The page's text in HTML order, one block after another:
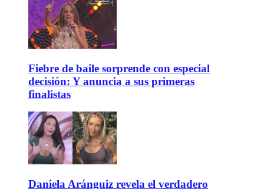
Fiebre de baile sorprende con especial
decisión: Y anuncia a sus primeras
finalistas
Daniela Aránguiz revela el verdadero